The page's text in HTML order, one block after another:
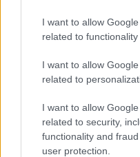
I want to allow
related to
I want to allow
related to
I want to allow
related to security,
functionality and
user protection.